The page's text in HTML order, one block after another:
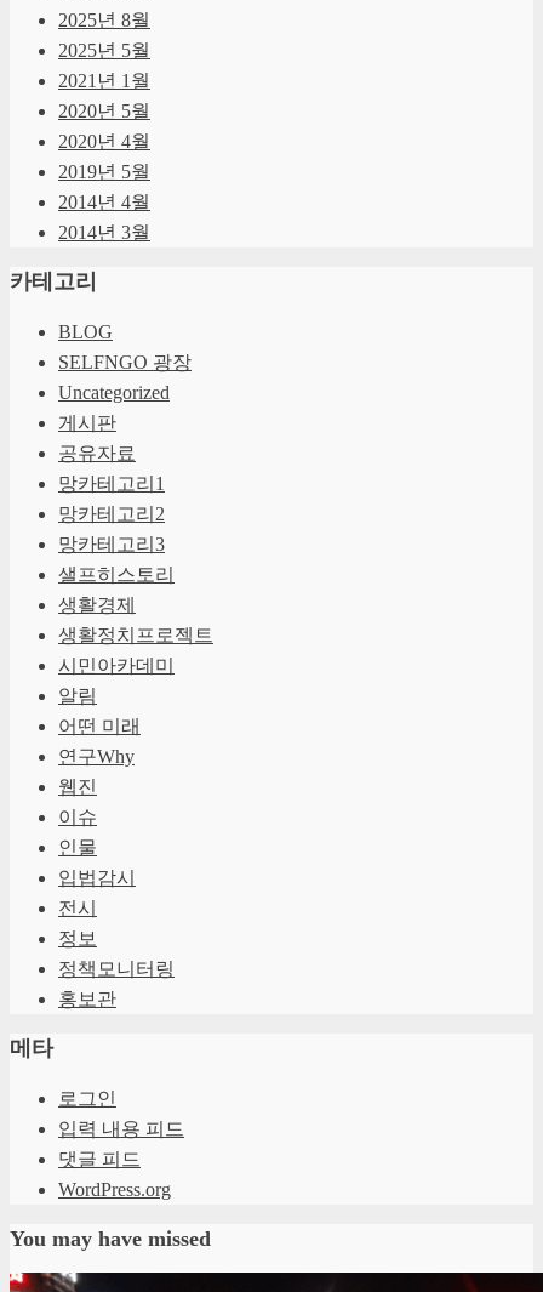
2025년 8월
2025년 5월
2021년 1월
2020년 5월
2020년 4월
2019년 5월
2014년 4월
2014년 3월
카테고리
BLOG
SELFNGO 광장
Uncategorized
게시판
공유자료
망카테고리1
망카테고리2
망카테고리3
샐프히스토리
생활경제
생활정치프로젝트
시민아카데미
알림
어떤 미래
연구Why
웹진
이슈
인물
입법감시
전시
정보
정책모니터링
홍보관
메타
로그인
입력 내용 피드
댓글 피드
WordPress.org
You may have missed